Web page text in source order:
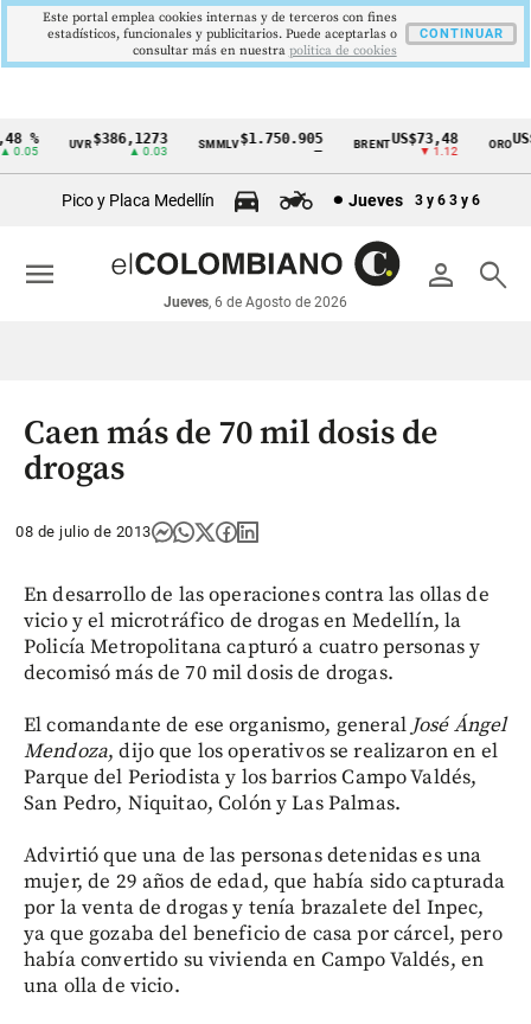
Cintillo
económicos
Colombia
% UVR$386,1273
▲ 0.03
SMMLV $1.750.905 BRENTUS$73,48
▼ 1.12
ORO
Pico y Placa Medellín Jueves 3 y 6 3 y 6
person search
Jueves, 6 de Agosto de 2026
menu
Caen más de 70 mil dosis de
drogas
08 de julio de 2013
En desarrollo de las operaciones contra las ollas de
vicio y el microtráfico de drogas en Medellín, la
Policía Metropolitana capturó a cuatro personas y
decomisó más de 70 mil dosis de drogas.
El comandante de ese organismo, general José Ángel
Mendoza, dijo que los operativos se realizaron en el
Parque del Periodista y los barrios Campo Valdés,
San Pedro, Niquitao, Colón y Las Palmas.
Advirtió que una de las personas detenidas es una
mujer, de 29 años de edad, que había sido capturada
por la venta de drogas y tenía brazalete del Inpec,
ya que gozaba del beneficio de casa por cárcel, pero
había convertido su vivienda en Campo Valdés, en
una olla de vicio.
Este portal emplea cookies internas y de terceros con fines
estadísticos, funcionales y publicitarios. Puede aceptarlas o
consultar más en nuestra politica de cookies
CONTINUAR